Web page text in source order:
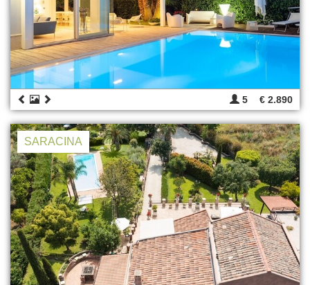
5 € 2.890
SARACINA